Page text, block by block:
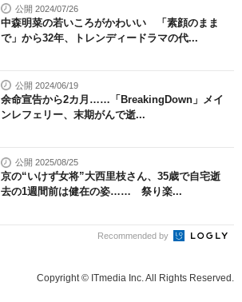
公開 2024/07/26
中森明菜の若いころがかわいい 「素顔のまま
で」から32年、トレンディードラマの代...
公開 2024/06/19
余命宣告から2カ月……「BreakingDown」メイ
ンレフェリー、末期がんで逝...
公開 2025/08/25
京の“いけず女将”大西里枝さん、35歳で自宅逝
去の1週間前は健在の姿…… 祭り楽...
Recommended by
Copyright © ITmedia Inc. All Rights Reserved.